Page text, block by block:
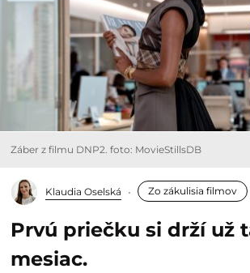
Záber z filmu DNP2. foto: MovieStillsDB
Klaudia Oselská Zo zákulisia filmov
Prvú priečku si drží už
mesiac.